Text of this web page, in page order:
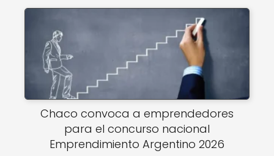
Chaco convoca a emprendedores
para el concurso nacional
Emprendimiento Argentino 2026